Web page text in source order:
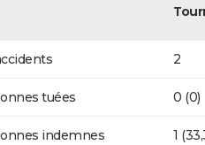
2
tuées 0 (0)
indemnes 1